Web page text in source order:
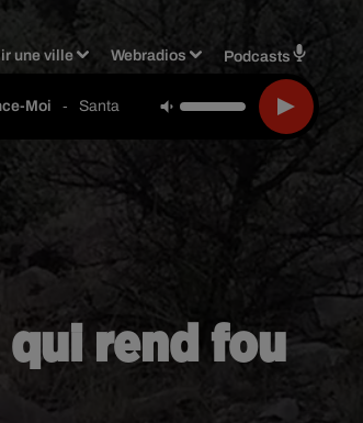
une ville Webradios Podcasts
Moi - Santa
qui rend fou